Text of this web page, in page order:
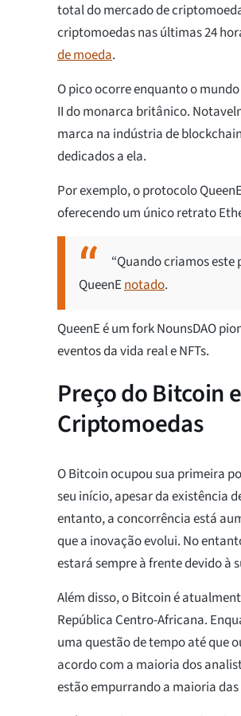
total do mercado de
criptomoedas nas últimas 24
de moeda.
O pico ocorre enquanto o
II do monarca britânico.
marca na indústria de
dedicados a ela.
Por exemplo, o protocolo
oferecendo um único retrato
“Quando criamos este
QueenEnotado.
QueenE é um fork NounsDAO
eventos da vida real e NFTs.
Preço do Bitcoin
Criptomoedas
O Bitcoin ocupou sua primeira
seu início, apesar da existência
entanto, a concorrência está
que a inovação evolui. No
estará sempre à frente devido à
Além disso, o Bitcoin é
República Centro-Africana.
uma questão de tempo até que
acordo com a maioria dos
estão empurrando a maioria